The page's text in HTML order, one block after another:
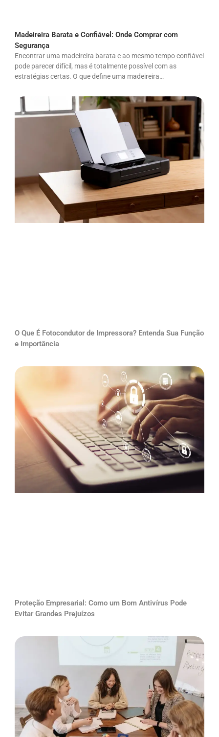
Madeireira Barata e Confiável: Onde Comprar com
Segurança
Encontrar uma madeireira barata e ao mesmo tempo confiável
pode parecer difícil, mas é totalmente possível com as
estratégias certas. O que define uma madeireira…
O Que É Fotocondutor de Impressora? Entenda Sua Função
e Importância
Proteção Empresarial: Como um Bom Antivírus Pode
Evitar Grandes Prejuízos